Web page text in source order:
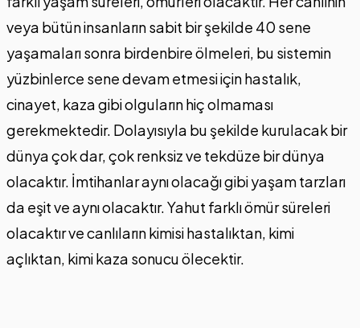
veya bütün insanların sabit bir şekilde 40 sene
yaşamaları sonra birdenbire ölmeleri, bu sistemin
yüzbinlerce sene devam etmesi için hastalık,
cinayet, kaza gibi olguların hiç olmaması
gerekmektedir. Dolayısıyla bu şekilde kurulacak bir
dünya çok dar, çok renksiz ve tekdüze bir dünya
olacaktır. İmtihanlar aynı olacağı gibi yaşam tarzları
da eşit ve aynı olacaktır. Yahut farklı ömür süreleri
olacaktır ve canlıların kimisi hastalıktan, kimi
açlıktan, kimi kaza sonucu ölecektir.